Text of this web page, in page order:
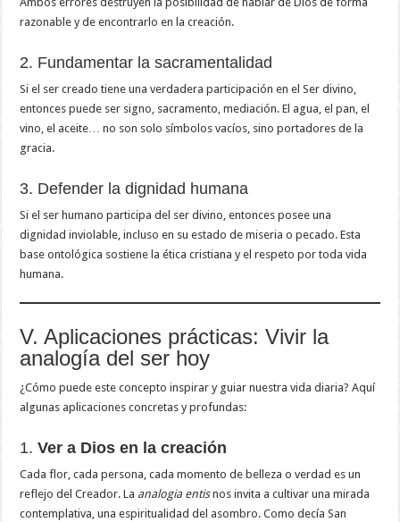
razonable y de encontrarlo en la creación.
2. Fundamentar la sacramentalidad
Si el ser creado tiene una verdadera participación en el Ser divino,
entonces puede ser signo, sacramento, mediación. El agua, el pan, el
vino, el aceite… no son solo símbolos vacíos, sino portadores de la
gracia.
3. Defender la dignidad humana
Si el ser humano participa del ser divino, entonces posee una
dignidad inviolable, incluso en su estado de miseria o pecado. Esta
base ontológica sostiene la ética cristiana y el respeto por toda vida
humana.
V. Aplicaciones prácticas: Vivir la
analogía del ser hoy
¿Cómo puede este concepto inspirar y guiar nuestra vida diaria? Aquí
algunas aplicaciones concretas y profundas:
1.Ver a Dios en la creación
Cada flor, cada persona, cada momento de belleza o verdad es un
reflejo del Creador. La analogia entisnos invita a cultivar una mirada
contemplativa, una espiritualidad del asombro. Como decía San